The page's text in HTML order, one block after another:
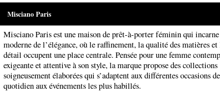
Misciano Paris
Misciano Paris est une maison de prêt-à-porter féminin qui
moderne de l’élégance, où le raffinement, la qualité des matières et
détail occupent une place centrale. Pensée pour une femme
exigeante et attentive à son style, la marque propose des collections
soigneusement élaborées qui s’adaptent aux différentes occasions
quotidien aux événements les plus habillés.